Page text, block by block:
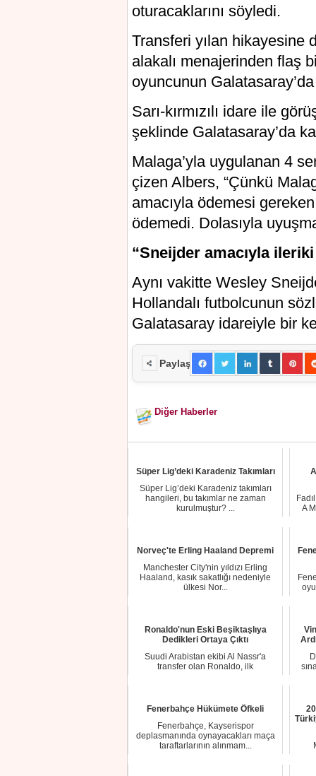
oturacaklarını söyledi.
Transferi yılan hikayesine
alakalı menajerinden flaş
oyuncunun
Sarı-kırmızılı idare ile
şeklinde Galatasaray’da
Malaga’yla uygulanan 4
çizen Albers, “Çünkü
amacıyla ödemesi
ödemedi. Dolasıyla
“Sneijder amacıyla
Aynı vakitte Wesley
Hollandalı futbolcunun
Galatasaray idareiyle bir
Paylaş
Diğer Haberler
Süper Lig’deki Karadeniz Takımları
Süper Lig’deki Karadeniz takımları
hangileri, bu takımlar ne zaman
kurulmuştur? ...
A
Norveç'te Erling Haaland Depremi
Manchester City'nin yıldızı Erling
Haaland, kasık sakatlığı nedeniyle
ülkesi Nor...
Ronaldo'nun Eski Beşiktaşlıya
Dedikleri Ortaya Çıktı
Suudi Arabistan ekibi Al Nassr'a
transfer olan Ronaldo, ilk
Fenerbahçe Hükümete Öfkeli
Fenerbahçe, Kayserispor
deplasmanında oynayacakları maça
taraftarlarının alınmam...